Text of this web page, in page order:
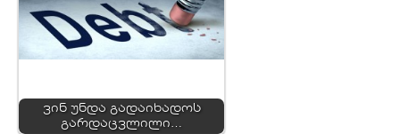
ვინ უნდა გადაიხადოს
გარდაცვლილი…